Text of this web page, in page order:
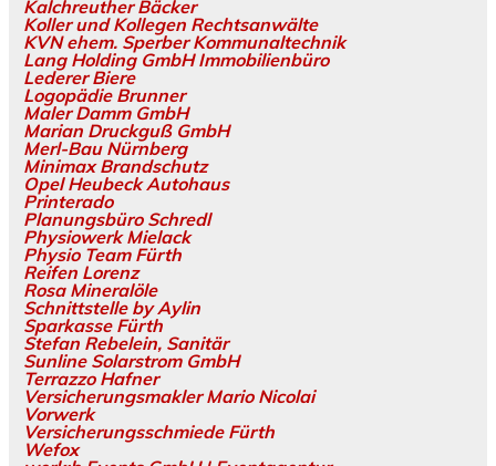
Kalchreuther Bäcker
Koller und Kollegen Rechtsanwälte
KVN ehem. Sperber Kommunaltechnik
Lang Holding GmbH Immobilienbüro
Lederer Biere
Logopädie Brunner
Maler Damm GmbH
Marian Druckguß GmbH
Merl-Bau Nürnberg
Minimax Brandschutz
Opel Heubeck Autohaus
Printerado
Planungsbüro Schredl
Physiowerk Mielack
Physio Team Fürth
Reifen Lorenz
Rosa Mineralöle
Schnittstelle by Aylin
Sparkasse Fürth
Stefan Rebelein, Sanitär
Sunline Solarstrom GmbH
Terrazzo Hafner
Versicherungsmakler Mario Nicolai
Vorwerk
Versicherungsschmiede Fürth
Wefox